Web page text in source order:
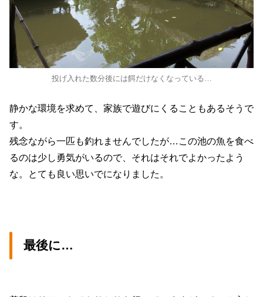
投げ入れた数分後には餌だけなくなっている…
静かな環境を求めて、家族で遊びにくることもあるそうで
す。
残念ながら一匹も釣れませんでしたが…この池の魚を食べ
るのは少し勇気がいるので、それはそれでよかったよう
な。とても良い思いでになりました。
最後に…